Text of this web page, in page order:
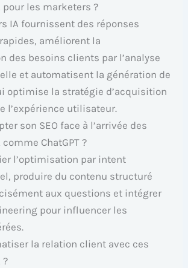
pour les marketers ?
IA fournissent des réponses
améliorent la
des besoins clients par l’analyse
et automatisent la génération de
optimise la stratégie d’acquisition
l’expérience utilisateur.
son SEO face à l’arrivée des
ChatGPT ?
l’optimisation par intent
produire du contenu structuré
aux questions et intégrer
pour influencer les
la relation client avec ces
?